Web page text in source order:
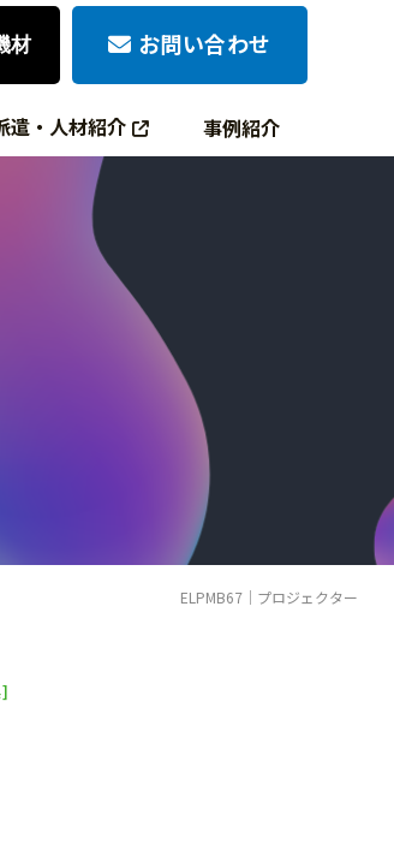
材 お問い合わせ
遣・人材紹介 事例紹介
ELPMB67｜プロジェクター